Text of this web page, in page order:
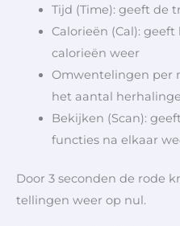
Tijd (Time): geeft de
Calorieën (Cal):
calorieën weer
Omwentelingen per
het aantal
Bekijken (Scan):
functies na elkaar
Door 3 seconden de rode
tellingen weer op nul.